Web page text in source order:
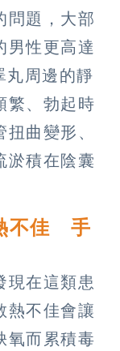
問題，大部
男性更高達
丸周邊的靜
繁、勃起時
曲變形、
淤積在陰囊
不佳 手
現在這類患
熱不佳會讓
氧而累積毒